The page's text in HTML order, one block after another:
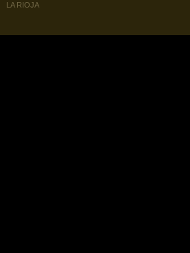
LA RIOJA